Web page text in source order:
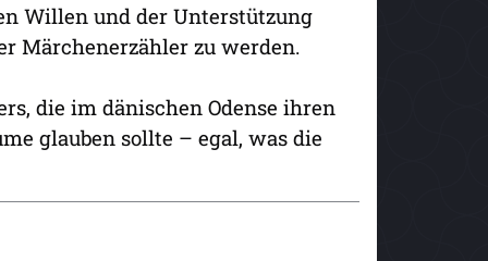
Willen und der Unterstützung
Märchenerzähler zu werden.
die im dänischen Odense ihren
glauben sollte – egal, was die